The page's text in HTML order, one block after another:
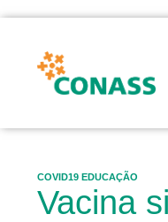
COVID19 EDUCAÇÃO
Vacina